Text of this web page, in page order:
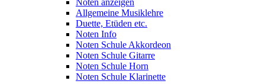
Noten anzeigen
Allgemeine Musiklehre
Duette, Etüden etc.
Noten Info
Noten Schule Akkordeon
Noten Schule Gitarre
Noten Schule Horn
Noten Schule Klarinette